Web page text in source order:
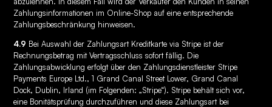
Zahlungsinformationen im Online-Shop auf eine entsprechende
Zahlungsbeschränkung hinweisen.
4.9 Bei Auswahl der Zahlungsart Kreditkarte via Stripe ist der
Rechnungsbetrag mit Vertragsschluss sofort fällig. Die
Zahlungsabwicklung erfolgt über den Zahlungsdienstleister Stripe
Payments Europe Ltd., 1 Grand Canal Street Lower, Grand Canal
Dock, Dublin, Irland (im Folgenden: „Stripe“). Stripe behält sich vor,
eine Bonitätsprüfung durchzuführen und diese Zahlungsart bei